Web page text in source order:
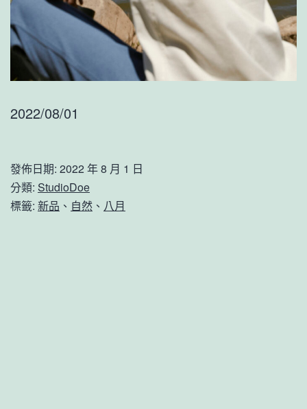
2022/08/01
發佈日期: 2022 年 8 月 1 日
分類: StudioDoe
標籤: 新品 、 自然 、 八月